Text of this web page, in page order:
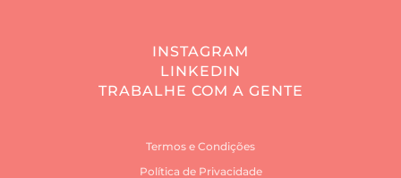
Termos e Condições
Política de Privacidade
INSTAGRAM
LINKEDIN
TRABALHE COM A GENTE